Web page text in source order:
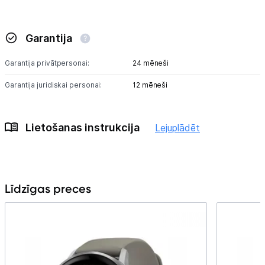
Garantija
Garantija privātpersonai: 24 mēneši
Garantija juridiskai personai: 12 mēneši
Lietošanas instrukcija Lejuplādēt
Līdzīgas preces